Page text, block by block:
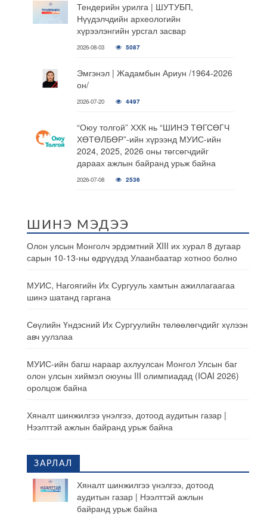
Тендерийн урилга | ШУТУБП,
Нүүдэлчдийн археологийн
хүрээлэнгийн урсгал засвар
2026-08-03 5087
Эмгэнэл | Жадамбын Ариун /1964-2026
он/
2026-07-20 4497
“Оюу толгой” ХХК нь “ШИНЭ ТӨГСӨГЧ
ХӨТӨЛБӨР”-ийн хүрээнд МУИС-ийн
2024, 2025, 2026 оны төгсөгчдийг
дараах ажлын байранд урьж байна
2026-07-08 2536
ШИНЭ МЭДЭЭ
Олон улсын Монголч эрдэмтний XIII их хурал 8 дугаар
сарын 10-13-ны өдрүүдэд Улаанбаатар хотноо болно
МУИС, Нагоягийн Их Сургууль хамтын ажиллагаагаа
шинэ шатанд гаргана
Сөүлийн Үндэсний Их Сургуулийн төлөөлөгчдийг хүлээн
авч уулзлаа
МУИС-ийн багш нараар ахлуулсан Монгол Улсын баг
олон улсын хиймэл оюуны III олимпиадад (IOAI 2026)
оролцож байна
Хяналт шинжилгээ үнэлгээ, дотоод аудитын газар |
Нээлттэй ажлын байранд урьж байна
ЗАРЛАЛ
Хяналт шинжилгээ үнэлгээ, дотоод
аудитын газар | Нээлттэй ажлын
байранд урьж байна